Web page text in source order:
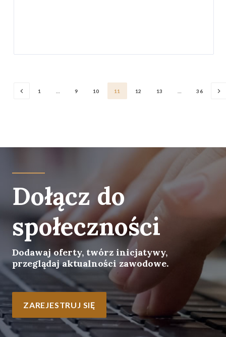
1 9 10 11 12 13 36
Dołącz do
społeczności
Dodawaj oferty, twórz inicjatywy,
przeglądaj aktualności zawodowe.
ZAREJESTRUJ SIĘ